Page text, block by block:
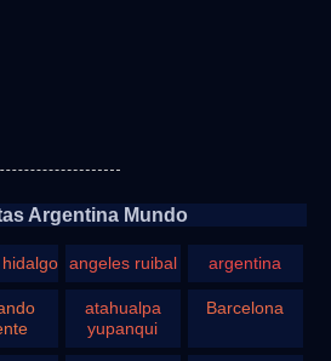
Argentina Mundo
angeles ruibal argentina
atahualpa
yupanqui
Barcelona